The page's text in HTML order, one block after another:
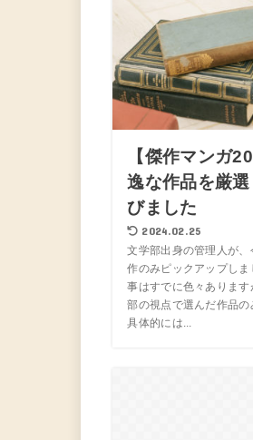
【傑作マンガ
逸な作品を厳
びました
2024.02.25
文学部出身の管理人が
作のみピックアップし
事はすでに色々ありま
部の視点で選んだ作品の
具体的には...